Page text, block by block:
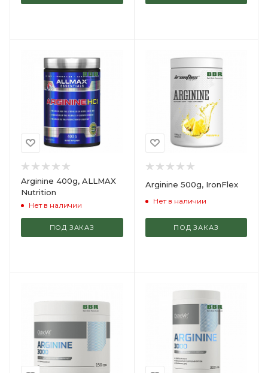
Arginine 400g, ALLMAX
Nutrition
Нет в наличии
ПОД ЗАКАЗ
Arginine 500g, IronFlex
Нет в наличии
ПОД ЗАКАЗ